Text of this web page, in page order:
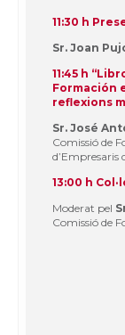
11:30 h
Sr. Joan
11:45 h
Formación
reflexions
Sr. José
Comissió de
d’Empresaris
13:00 h
Moderat pel
Comissió de